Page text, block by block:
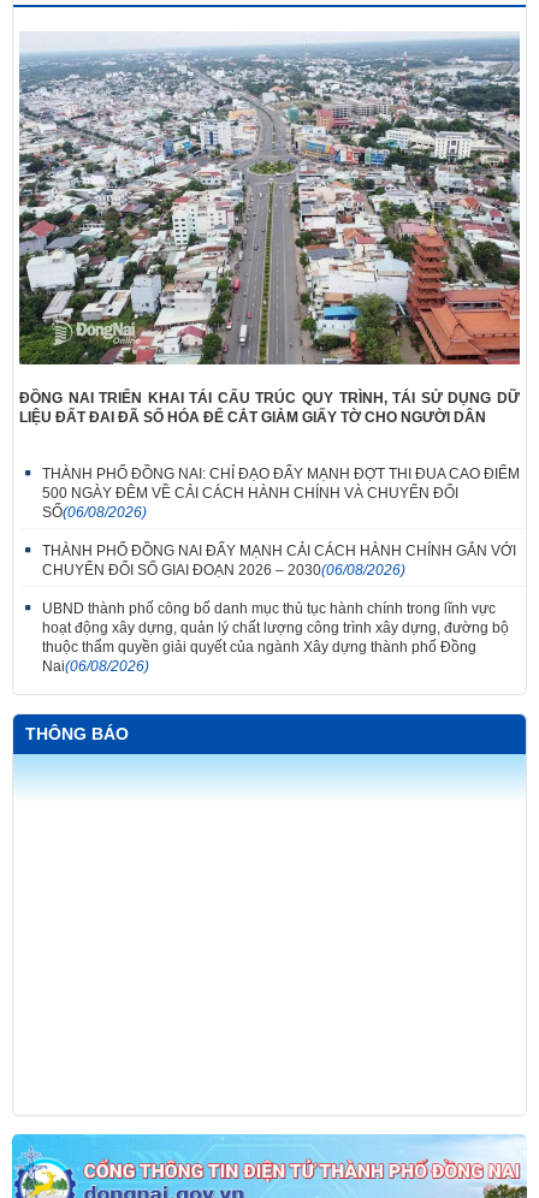
ĐỒNG NAI TRIỂN KHAI TÁI CẤU TRÚC QUY TRÌNH, TÁI SỬ DỤNG DỮ
LIỆU ĐẤT ĐAI ĐÃ SỐ HÓA ĐỂ CẮT GIẢM GIẤY TỜ CHO NGƯỜI DÂN
THÀNH PHỐ ĐỒNG NAI: CHỈ ĐẠO ĐẨY MẠNH ĐỢT THI ĐUA CAO ĐIỂM
500 NGÀY ĐÊM VỀ CẢI CÁCH HÀNH CHÍNH VÀ CHUYỂN ĐỔI
SỐ(06/08/2026)
THÀNH PHỐ ĐỒNG NAI ĐẨY MẠNH CẢI CÁCH HÀNH CHÍNH GẮN VỚI
CHUYỂN ĐỔI SỐ GIAI ĐOẠN 2026 – 2030(06/08/2026)
UBND thành phố công bố danh mục thủ tục hành chính trong lĩnh vực
hoạt động xây dựng, quản lý chất lượng công trình xây dựng, đường bộ
thuộc thẩm quyền giải quyết của ngành Xây dựng thành phố Đồng
Nai(06/08/2026)
THÔNG BÁO